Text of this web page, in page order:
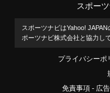
スポー
スポーツナビはYahoo!
ポーツナビ株式会社と協力し
プライバシーポ
免責事項
広